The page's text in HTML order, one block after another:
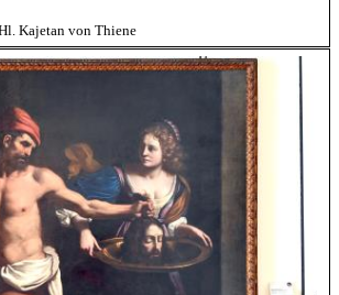
Kajetan von Thiene